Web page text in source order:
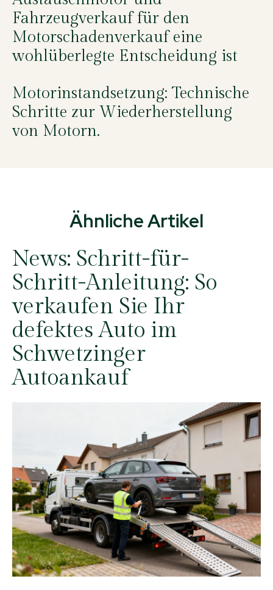
Fahrzeugverkauf für den
Motorschadenverkauf eine
wohlüberlegte Entscheidung ist
Motorinstandsetzung: Technische
Schritte zur Wiederherstellung
von Motorn.
Ähnliche Artikel
News: Schritt-für-
Schritt-Anleitung: So
verkaufen Sie Ihr
defektes Auto im
Schwetzinger
Autoankauf